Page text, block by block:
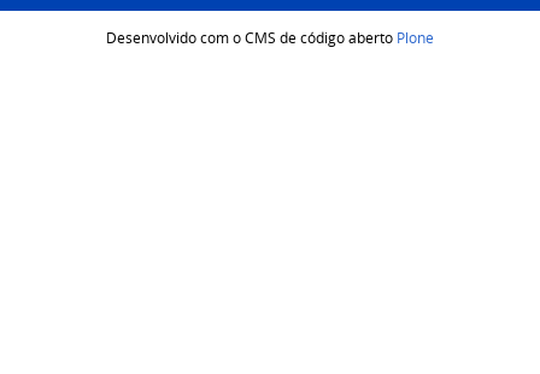
Desenvolvido com o CMS de código aberto Plone